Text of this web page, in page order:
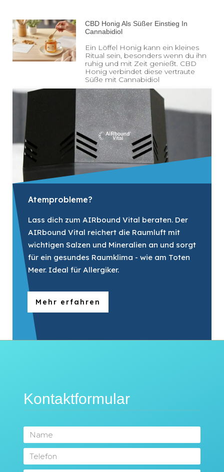
CBD Honig Als Süßer Einstieg In
Cannabidiol
Ein Löffel Honig kann ein kleines
Ritual sein, besonders wenn du ihn
ruhig und mit Zeit genießt. CBD
Honig verbindet diese vertraute
Süße mit Cannabidiol
Atemprobleme?
Lass dich zum AIRbound Vital beraten. Der
AIRbound Vital reichert die Raumluft mit
wichtigen Salzen und Mineralien an und sorgt
für ein gesundes Raumklima - wie am Toten
Meer. Ideal für Allergiker.
Mehr erfahren
Kontaktformular